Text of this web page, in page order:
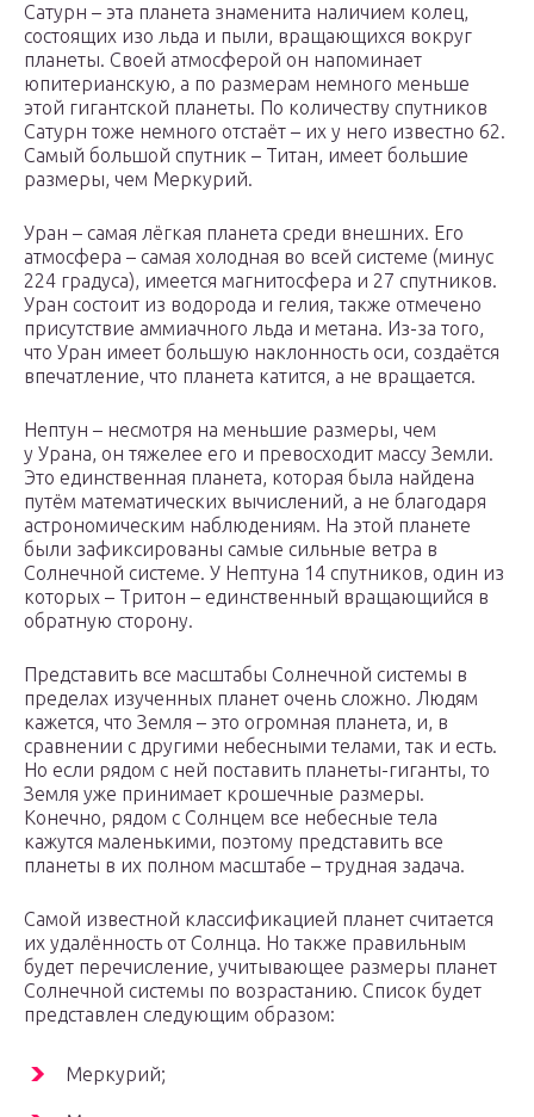
Сатурн – эта планета знаменита наличием колец,
состоящих изо льда и пыли, вращающихся вокруг
планеты. Своей атмосферой он напоминает
юпитерианскую, а по размерам немного меньше
этой гигантской планеты. По количеству спутников
Сатурн тоже немного отстаёт – их у него известно 62.
Самый большой спутник – Титан, имеет большие
размеры, чем Меркурий.
Уран – самая лёгкая планета среди внешних. Его
атмосфера – самая холодная во всей системе (минус
224 градуса), имеется магнитосфера и 27 спутников.
Уран состоит из водорода и гелия, также отмечено
присутствие аммиачного льда и метана. Из-за того,
что Уран имеет большую наклонность оси, создаётся
впечатление, что планета катится, а не вращается.
Нептун – несмотря на меньшие размеры, чем
у Урана, он тяжелее его и превосходит массу Земли.
Это единственная планета, которая была найдена
путём математических вычислений, а не благодаря
астрономическим наблюдениям. На этой планете
были зафиксированы самые сильные ветра в
Солнечной системе. У Нептуна 14 спутников, один из
которых – Тритон – единственный вращающийся в
обратную сторону.
Представить все масштабы Солнечной системы в
пределах изученных планет очень сложно. Людям
кажется, что Земля – это огромная планета, и, в
сравнении с другими небесными телами, так и есть.
Но если рядом с ней поставить планеты-гиганты, то
Земля уже принимает крошечные размеры.
Конечно, рядом с Солнцем все небесные тела
кажутся маленькими, поэтому представить все
планеты в их полном масштабе – трудная задача.
Самой известной классификацией планет считается
их удалённость от Солнца. Но также правильным
будет перечисление, учитывающее размеры планет
Солнечной системы по возрастанию. Список будет
представлен следующим образом:
Меркурий;